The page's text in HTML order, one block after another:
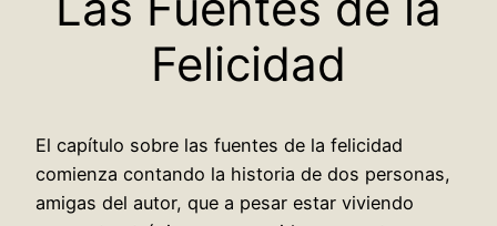
Felicidad
El capítulo sobre las fuentes de la felicidad
comienza contando la historia de dos personas,
amigas del autor, que a pesar estar viviendo